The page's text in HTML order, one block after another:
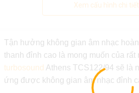
Xem cấu hình chi tiết
Tận hưởng không gian âm nhạc
thanh đỉnh cao là mong muốn của
turbosound Athens TCS122/94 sẽ là
ứng được không gian âm nhạc đỉnh